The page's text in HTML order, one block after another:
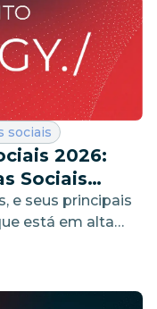
sociais
2026:
Sociais
e seus principais
está em alta
tendências antes